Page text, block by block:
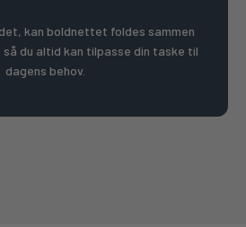
kan boldnettet foldes sammen
du altid kan tilpasse din taske til
dagens behov.